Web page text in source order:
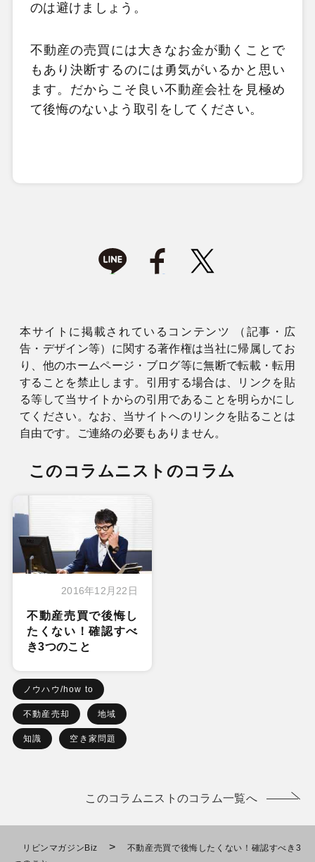
のは避けましょう。
不動産の売買には大きなお金が動くことで
もあり決断するのには勇気がいるかと思い
ます。だからこそ良い不動産会社を見極め
て後悔のないよう取引をしてください。
本サイトに掲載されているコンテンツ （記事・広
告・デザイン等）に関する著作権は当社に帰属してお
り、他のホームページ・ブログ等に無断で転載・転用
することを禁止します。引用する場合は、リンクを貼
る等して当サイトからの引用であることを明らかにし
てください。なお、当サイトへのリンクを貼ることは
自由です。ご連絡の必要もありません。
このコラムニストのコラム
2016年12月22日
不動産売買で後悔し
たくない！確認すべ
き3つのこと
ノウハウ/how to
不動産売却 地域
知識 空き家問題
このコラムニストのコラム一覧へ
リビンマガジンBiz >
不動産売買で後悔したくない！確認すべき3